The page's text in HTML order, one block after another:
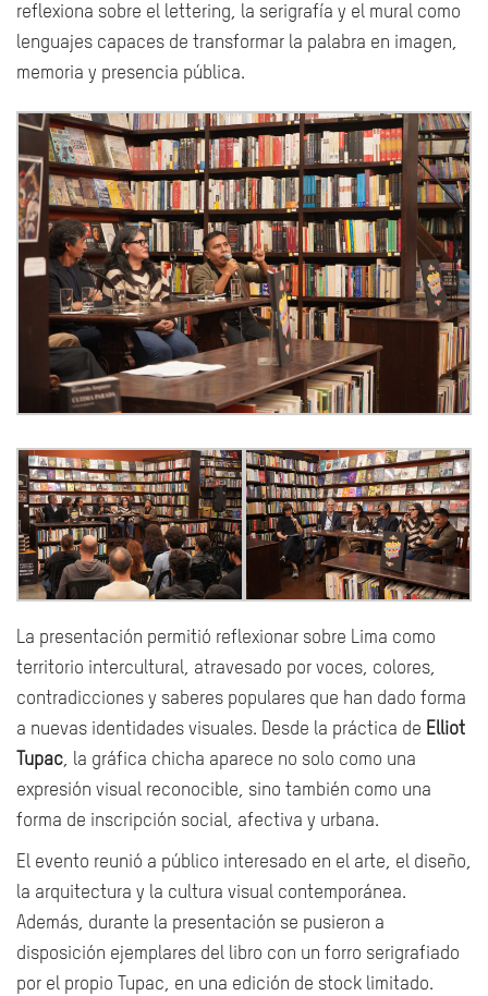
reflexiona sobre el lettering, la serigrafía y el mural como
lenguajes capaces de transformar la palabra en imagen,
memoria y presencia pública.
La presentación permitió reflexionar sobre Lima como
territorio intercultural, atravesado por voces, colores,
contradicciones y saberes populares que han dado forma
a nuevas identidades visuales. Desde la práctica de Elliot
Tupac, la gráfica chicha aparece no solo como una
expresión visual reconocible, sino también como una
forma de inscripción social, afectiva y urbana.
El evento reunió a público interesado en el arte, el diseño,
la arquitectura y la cultura visual contemporánea.
Además, durante la presentación se pusieron a
disposición ejemplares del libro con un forro serigrafiado
por el propio Tupac, en una edición de stock limitado.